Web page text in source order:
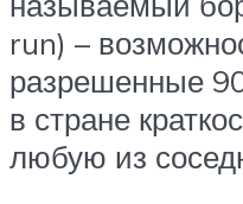
run) –
разрешенные
в стране
любую из